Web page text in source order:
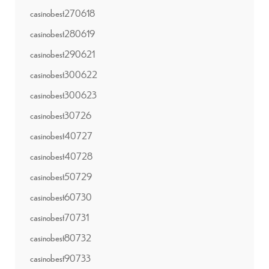
casinobest270618
casinobest280619
casinobest290621
casinobest300622
casinobest300623
casinobest30726
casinobest40727
casinobest40728
casinobest50729
casinobest60730
casinobest70731
casinobest80732
casinobest90733